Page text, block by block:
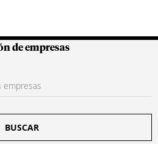
Colombianas
de empresas
BUSCAR